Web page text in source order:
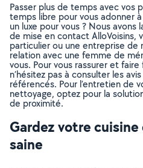
Passer plus de temps avec vos
temps libre pour vous adonner
un luxe pour vous ? Nous
de mise en contact AlloVoisins,
particulier ou une entreprise de
relation avec une femme de
vous. Pour vous rassurer et
n’hésitez pas à consulter les
référencés. Pour l’entretien de
nettoyage, optez pour la
de proximité.
Gardez votre
saine